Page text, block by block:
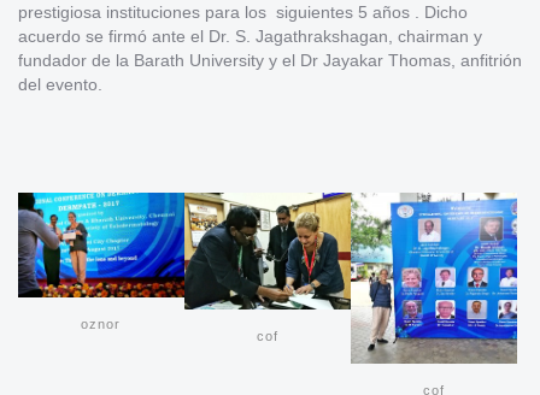
prestigiosa instituciones para los siguientes 5 años . Dicho
acuerdo se firmó ante el Dr. S. Jagathrakshagan, chairman y
fundador de la Barath University y el Dr Jayakar Thomas, anfitrión
del evento.
oznor
cof
cof